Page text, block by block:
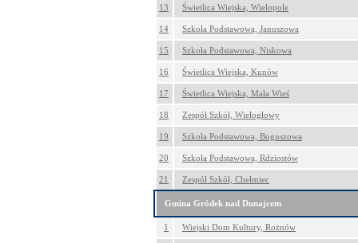
13 Świetlica Wiejska, Wielopole
14 Szkoła Podstawowa, Januszowa
15 Szkoła Podstawowa, Niskowa
16 Świetlica Wiejska, Kunów
17 Świetlica Wiejska, Mała Wieś
18 Zespół Szkół, Wielogłowy
19 Szkoła Podstawowa, Boguszowa
20 Szkoła Podstawowa, Rdziostów
21 Zespół Szkół, Chełmiec
Gmina Gródek nad Dunajcem
1 Wiejski Dom Kultury, Rożnów